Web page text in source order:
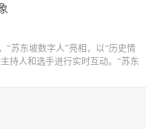
“苏东坡数字人”亮相，以“历史情
持人和选手进行实时互动。“苏东